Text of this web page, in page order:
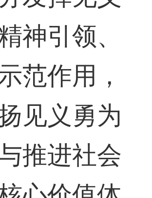
神引领、
范作用，
见义勇为
推进社会